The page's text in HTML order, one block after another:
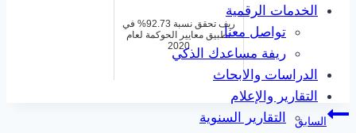
الخدمات الرقمية
تواصل معنا
ريفة مساعدك الذكي
الدراسات والابحاث
التقارير والإعلام
التقارير السنوية
ريف تحقق نسبة 92.73% في
تطبيق معايير الحوكمة لعام
2020
تصفّح
السابق